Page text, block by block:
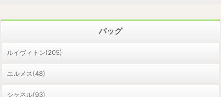
バッグ
ルイヴィトン(205)
エルメス(48)
シャネル(93)